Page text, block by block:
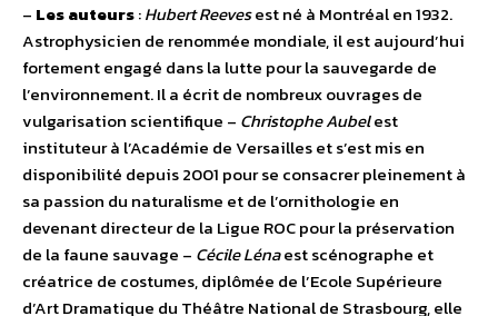
– Les auteurs:Hubert Reevesest né à Montréal en 1932.
Astrophysicien de renommée mondiale, il est aujourd’hui
fortement engagé dans la lutte pour la sauvegarde de
l’environnement. Il a écrit de nombreux ouvrages de
vulgarisation scientifique – Christophe Aubelest
instituteur à l’Académie de Versailles et s’est mis en
disponibilité depuis 2001 pour se consacrer pleinement à
sa passion du naturalisme et de l’ornithologie en
devenant directeur de la Ligue ROC pour la préservation
de la faune sauvage – Cécile Lénaest scénographe et
créatrice de costumes, diplômée de l’Ecole Supérieure
d’Art Dramatique du Théâtre National de Strasbourg, elle